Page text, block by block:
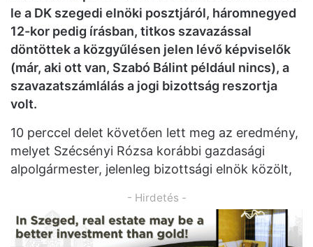
le a DK szegedi elnöki posztjáról, háromnegyed
12-kor pedig írásban, titkos szavazással
döntöttek a közgyűlésen jelen lévő képviselők
(már, aki ott van, Szabó Bálint például nincs), a
szavazatszámlálás a jogi bizottság reszortja
volt.
10 perccel delet követően lett meg az eredmény,
melyet Szécsényi Rózsa korábbi gazdasági
alpolgármester, jelenleg bizottsági elnök közölt,
- Hirdetés -